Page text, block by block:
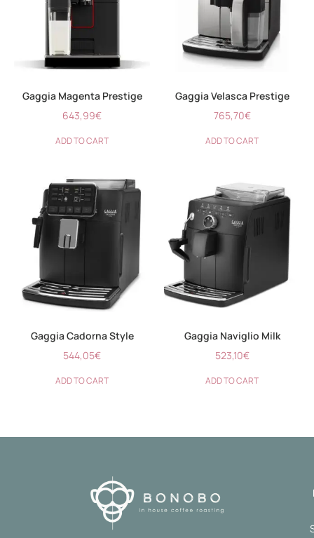
Gaggia Magenta Prestige
643,99€
ADD TO CART
Gaggia Velasca Prestige
765,70€
ADD TO CART
Gaggia Cadorna Style
544,05€
ADD TO CART
Gaggia Naviglio Milk
523,10€
ADD TO CART